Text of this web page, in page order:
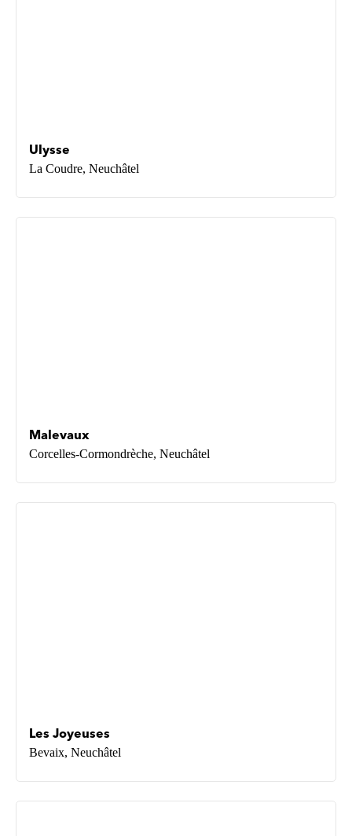
Ulysse
La Coudre, Neuchâtel
Malevaux
Corcelles-Cormondrèche, Neuchâtel
Les Joyeuses
Bevaix, Neuchâtel